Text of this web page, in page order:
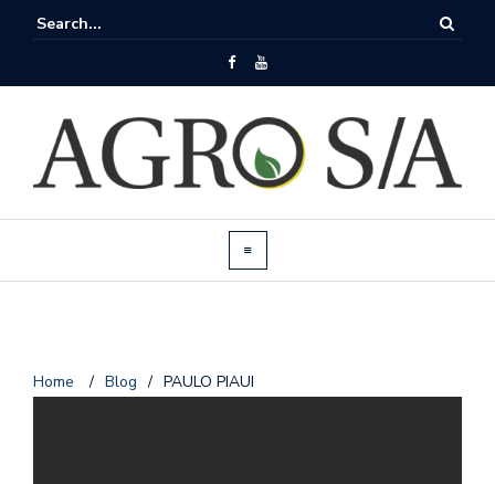
Home / Blog / PAULO PIAUI